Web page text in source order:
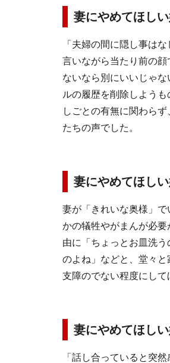
妻にやめてほし
「夫婦の間に隠し事は
言いながら当たり前の
ないなら別にいいじゃ
ルの履歴を削除しよう
しごとの有無に関わら
たちの声でした。
妻にやめてほし
妻が「きれいな奥様」
かの犠牲やがまんが必
由に「ちょっとお皿洗
のよね」などと、堂々
支障のでない程度にして
妻にやめてほし
「話し合っていると突